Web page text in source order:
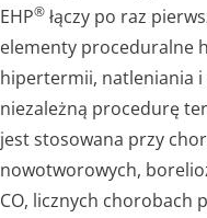
EHP® łączy po raz
elementy proceduralne
hipertermii, natleniania i
niezależną procedurę
jest stosowana przy
nowotworowych,
CO, licznych chorobach